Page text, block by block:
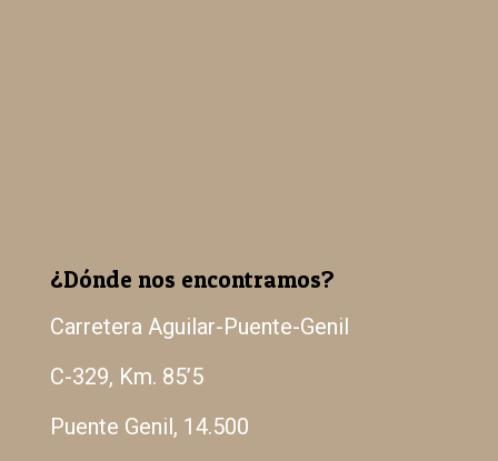
¿Dónde nos encontramos?
Carretera Aguilar-Puente-Genil
C-329, Km. 85’5
Puente Genil, 14.500